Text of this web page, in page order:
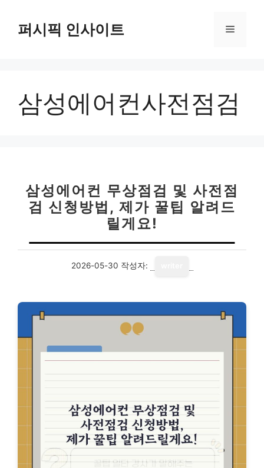
퍼시픽 인사이트 메
삼성에어컨사전점검
삼성에어컨 무상점검 및 사전점
검 신청방법, 제가 꿀팁 알려드
릴게요!
2026-05-30 작성자: